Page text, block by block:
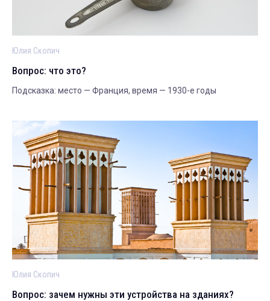
Юлия Скопич
Вопрос: что это?
Подсказка: место — Франция, время — 1930-е годы
Юлия Скопич
Вопрос: зачем нужны эти устройства на зданиях?